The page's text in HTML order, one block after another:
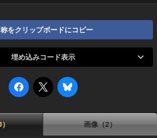
をクリップボードにコピー
埋め込みコード表示
） 画像（2）